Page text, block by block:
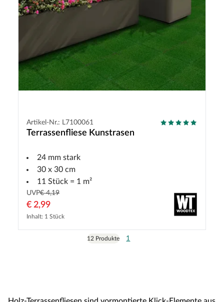
Artikel-Nr.: L7100061
Terrassenfliese Kunstrasen
24 mm stark
30 x 30 cm
11 Stück = 1 m²
UVP€ 4,19
€ 2,99
Inhalt: 1 Stück
12 Produkte 1